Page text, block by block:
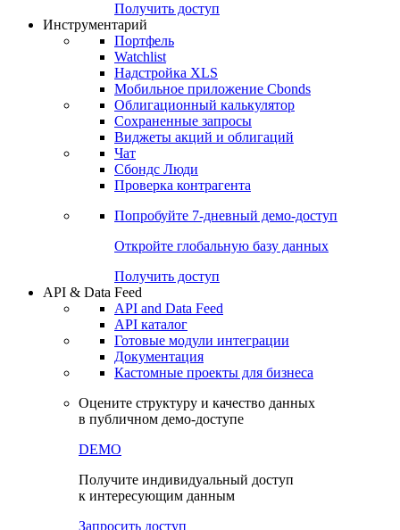
Попробуйте7-дневный
Откройте глобальную базу данных
Получить доступ
Инструментарий
Портфель
Watchlist
Надстройка XLS
Мобильное приложение Cbonds
Облигационный калькулятор
Сохраненные запросы
Чат
Проверка контрагента
Попробуйте7-дневный
Откройте глобальную базу данных
Получить доступ
API & Data Feed
API and Data Feed
Готовые модули интеграции
Документация
в публичном демо-доступе